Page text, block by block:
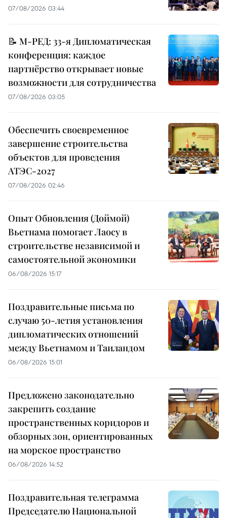
07/08/2026 03:44
📝 М-РЕД: 33-я Дипломатическая
конференция: каждое
партнёрство открывает новые
возможности для сотрудничества
07/08/2026 03:05
Обеспечить своевременное
завершение строительства
объектов для проведения
АТЭС-2027
07/08/2026 02:46
Опыт Обновления (Доймой)
Вьетнама помогает Лаосу в
строительстве независимой и
самостоятельной экономики
06/08/2026 15:17
Поздравительные письма по
случаю 50-летия установления
дипломатических отношений
между Вьетнамом и Таиландом
06/08/2026 15:01
Предложено законодательно
закрепить создание
пространственных коридоров и
обзорных зон, ориентированных
на морское пространство
06/08/2026 14:52
Поздравительная телеграмма
Председателю Национальной